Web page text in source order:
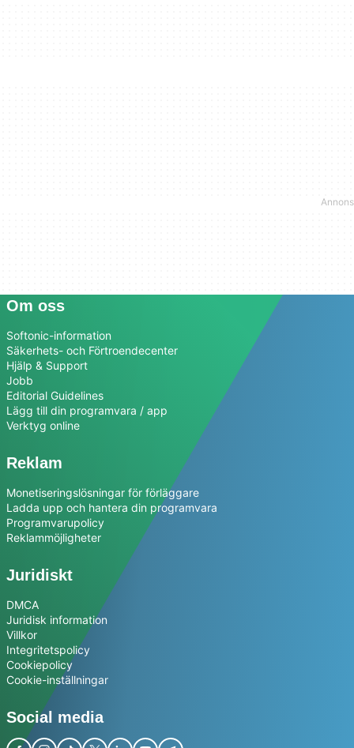
Om oss
Softonic-information
Säkerhets- och Förtroendecenter
Hjälp & Support
Jobb
Editorial Guidelines
Lägg till din programvara / app
Verktyg online
Reklam
Monetiseringslösningar för förläggare
Ladda upp och hantera din programvara
Programvarupolicy
Reklammöjligheter
Juridiskt
DMCA
Juridisk information
Villkor
Integritetspolicy
Cookiepolicy
Cookie-inställningar
Social media